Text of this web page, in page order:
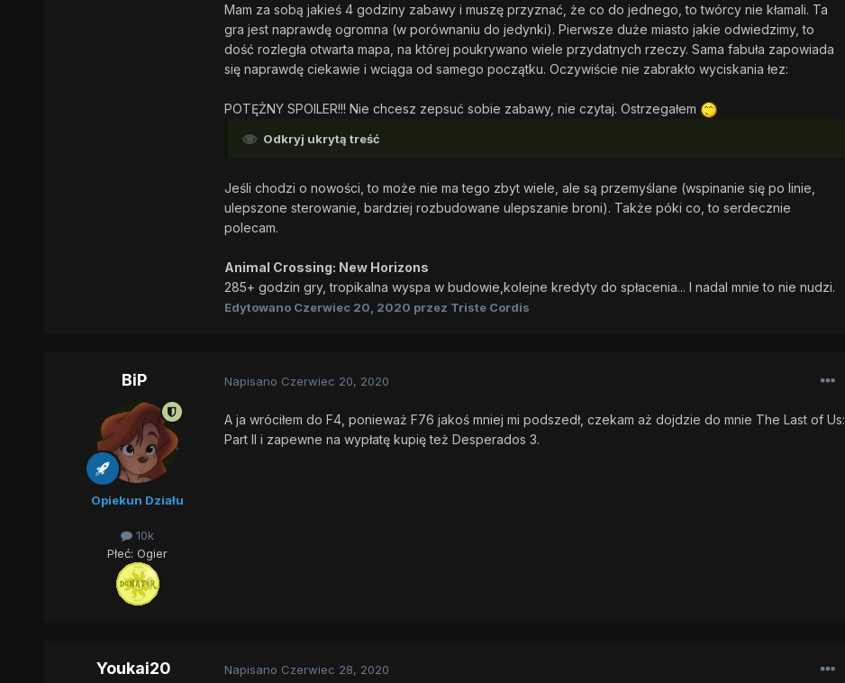
Mam za sobą jakieś 4 godziny zabawy i muszę przyznać, że co do jednego, to twórcy nie kłamali. Ta
gra jest naprawdę ogromna (w porównaniu do jedynki). Pierwsze duże miasto jakie odwiedzimy, to
dość rozległa otwarta mapa, na której poukrywano wiele przydatnych rzeczy. Sama fabuła zapowiada
się naprawdę ciekawie i wciąga od samego początku. Oczywiście nie zabrakło wyciskania łez:
POTĘŻNY SPOILER!!! Nie chcesz zepsuć sobie zabawy, nie czytaj. Ostrzegałem
Odkryj ukrytą treść
Jeśli chodzi o nowości, to może nie ma tego zbyt wiele, ale są przemyślane (wspinanie się po linie,
ulepszone sterowanie, bardziej rozbudowane ulepszanie broni). Także póki co, to serdecznie
polecam.
Animal Crossing: New Horizons
285+ godzin gry, tropikalna wyspa w budowie,kolejne kredyty do spłacenia... I nadal mnie to nie nudzi.
Edytowano Czerwiec 20, 2020 przez Triste Cordis
BiP
Opiekun Działu
10k
Płeć: Ogier
Napisano Czerwiec 20, 2020
A ja wróciłem do F4, ponieważ F76 jakoś mniej mi podszedł, czekam aż dojdzie do mnie The Last of Us:
Part II i zapewne na wypłatę kupię też Desperados 3.
Youkai20 Napisano Czerwiec 28, 2020